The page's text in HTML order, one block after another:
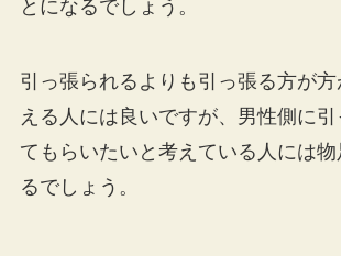
とになるでしょう。
引っ張られるよりも引っ張る方が
える人には良いですが、男性側に
てもらいたいと考えている人には
るでしょう。